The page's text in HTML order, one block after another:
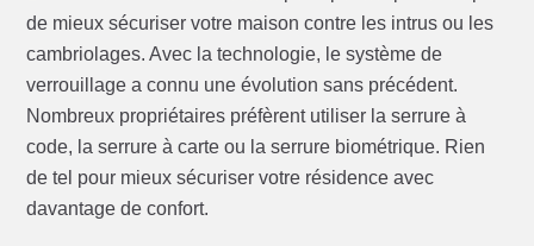
de mieux sécuriser votre maison contre les intrus ou les
cambriolages. Avec la technologie, le système de
verrouillage a connu une évolution sans précédent.
Nombreux propriétaires préfèrent utiliser la serrure à
code, la serrure à carte ou la serrure biométrique. Rien
de tel pour mieux sécuriser votre résidence avec
davantage de confort.